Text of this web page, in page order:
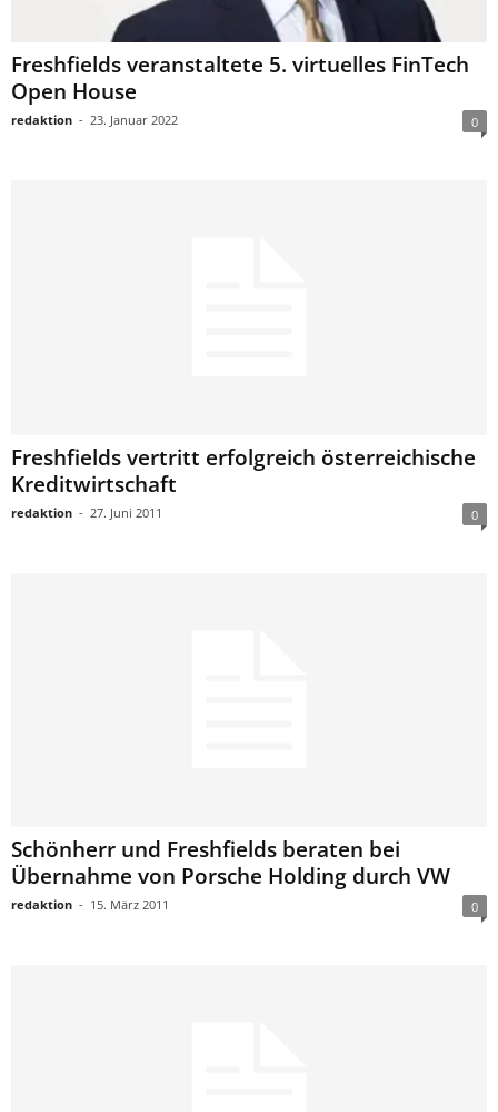
Freshfields veranstaltete 5. virtuelles FinTech
Open House
redaktion - 23. Januar 2022 0
Freshfields vertritt erfolgreich österreichische
Kreditwirtschaft
redaktion - 27. Juni 2011 0
Schönherr und Freshfields beraten bei
Übernahme von Porsche Holding durch VW
redaktion - 15. März 2011 0